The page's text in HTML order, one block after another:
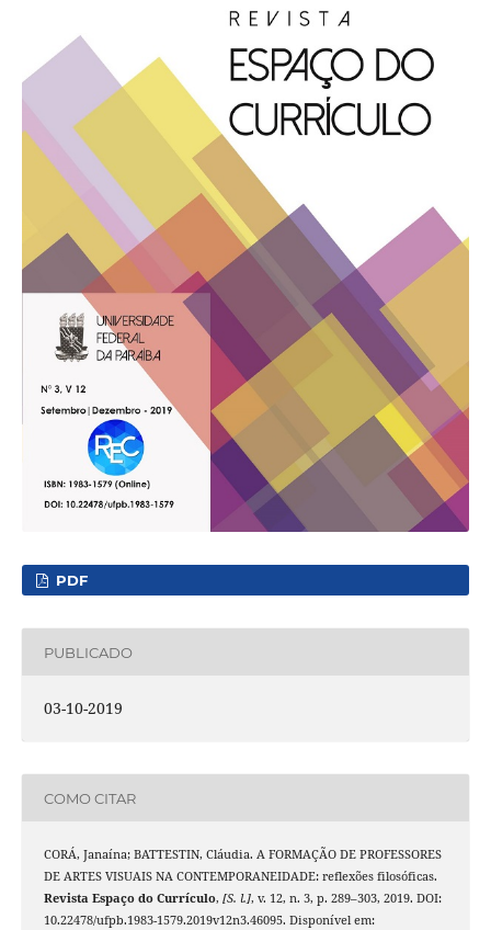
PDF
PUBLICADO
03-10-2019
COMO CITAR
CORÁ, Janaína; BATTESTIN, Cláudia. A FORMAÇÃO DE PROFESSORES
DE ARTES VISUAIS NA CONTEMPORANEIDADE: reflexões filosóficas.
Revista Espaço do Currículo, [S. l.], v. 12, n. 3, p. 289–303, 2019. DOI:
10.22478/ufpb.1983-1579.2019v12n3.46095. Disponível em: